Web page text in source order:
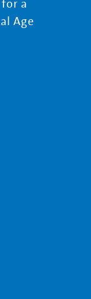
a
Age